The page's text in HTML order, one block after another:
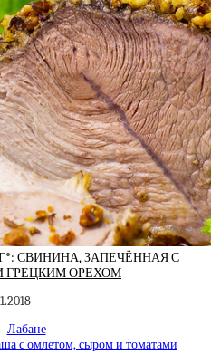
СВИНИНА, ЗАПЕЧЁННАЯ С
ГРЕЦКИМ ОРЕХОМ
Лабане
с омлетом, сыром и томатами